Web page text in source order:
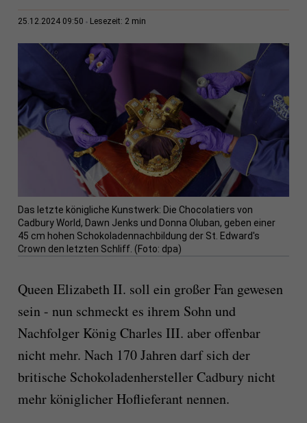
25.12.2024 09:50 Lesezeit: 2 min
Das letzte königliche Kunstwerk: Die Chocolatiers von
Cadbury World, Dawn Jenks und Donna Oluban, geben einer
45 cm hohen Schokoladennachbildung der St. Edward's
Crown den letzten Schliff. (Foto: dpa)
Queen Elizabeth II. soll ein großer Fan gewesen
sein - nun schmeckt es ihrem Sohn und
Nachfolger König Charles III. aber offenbar
nicht mehr. Nach 170 Jahren darf sich der
britische Schokoladenhersteller Cadbury nicht
mehr königlicher Hoflieferant nennen.